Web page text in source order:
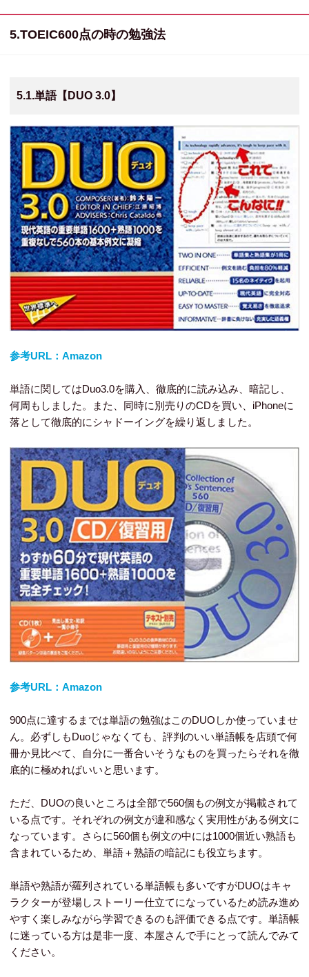
5.TOEIC600点の時の勉強法
5.1.単語【DUO 3.0】
参考URL：Amazon
単語に関してはDuo3.0を購入、徹底的に読み込み、暗記し、
何周もしました。また、同時に別売りのCDを買い、iPhoneに
落として徹底的にシャドーイングを繰り返しました。
参考URL：Amazon
900点に達するまでは単語の勉強はこのDUOしか使っていませ
ん。必ずしもDuoじゃなくても、評判のいい単語帳を店頭で何
冊か見比べて、自分に一番合いそうなものを買ったらそれを徹
底的に極めればいいと思います。
ただ、DUOの良いところは全部で560個もの例文が掲載されて
いる点です。それぞれの例文が違和感なく実用性がある例文に
なっています。さらに560個も例文の中には1000個近い熟語も
含まれているため、単語＋熟語の暗記にも役立ちます。
単語や熟語が羅列されている単語帳も多いですがDUOはキャ
ラクターが登場しストーリー仕立てになっているため読み進め
やすく楽しみながら学習できるのも評価できる点です。単語帳
に迷っている方は是非一度、本屋さんで手にとって読んでみて
ください。